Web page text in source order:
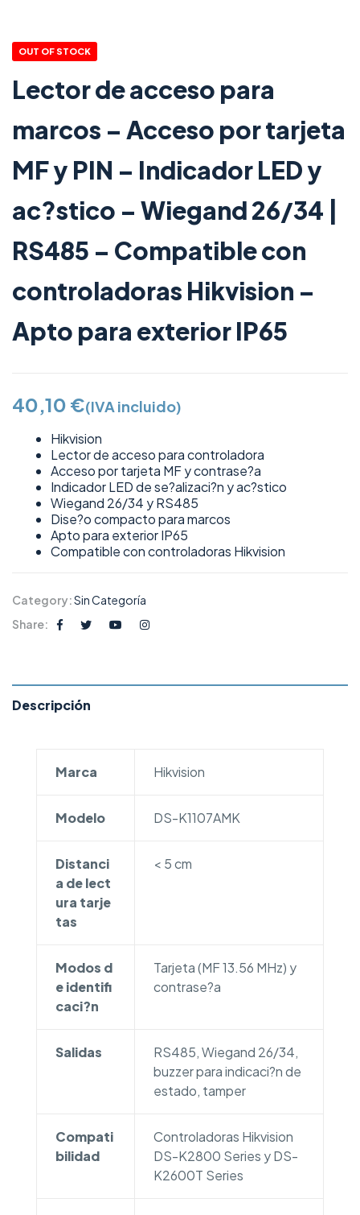
OUT OF STOCK
Lector de acceso para
marcos – Acceso por tarjeta
MF y PIN – Indicador LED y
ac?stico – Wiegand 26/34 |
RS485 – Compatible con
controladoras Hikvision –
Apto para exterior IP65
40,10 €(IVA incluido)
Hikvision
Lector de acceso para controladora
Acceso por tarjeta MF y contrase?a
Indicador LED de se?alizaci?n y ac?stico
Wiegand 26/34 y RS485
Dise?o compacto para marcos
Apto para exterior IP65
Compatible con controladoras Hikvision
Category:Sin Categoría
Share:
Descripción
Marca Hikvision
Modelo DS-K1107AMK
Distanci
a de lect
ura tarje
tas
< 5 cm
Modos d
e identifi
caci?n
Tarjeta (MF 13.56 MHz) y
contrase?a
Salidas
RS485, Wiegand 26/34,
buzzer para indicaci?n de
estado, tamper
Compati
bilidad
Controladoras Hikvision
DS-K2800 Series y DS-
K2600T Series